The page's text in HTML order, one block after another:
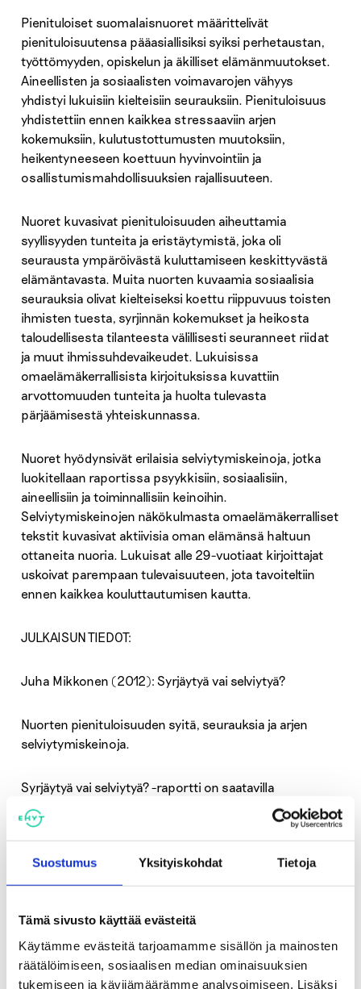
Suostumus Yksityiskohdat Tietoja
Tämä sivusto käyttää evästeitä
Käytämme evästeitä tarjoamamme sisällön ja mainosten
räätälöimiseen, sosiaalisen median ominaisuuksien
tukemiseen ja kävijämäärämme analysoimiseen. Lisäksi
Pienituloiset suomalaisnuoret määrittelivät
pienituloisuutensa pääasiallisiksi syiksi perhetaustan,
työttömyyden, opiskelun ja äkilliset elämänmuutokset.
Aineellisten ja sosiaalisten voimavarojen vähyys
yhdistyi lukuisiin kielteisiin seurauksiin. Pienituloisuus
yhdistettiin ennen kaikkea stressaaviin arjen
kokemuksiin, kulutustottumusten muutoksiin,
heikentyneeseen koettuun hyvinvointiin ja
osallistumismahdollisuuksien rajallisuuteen.
Nuoret kuvasivat pienituloisuuden aiheuttamia
syyllisyyden tunteita ja eristäytymistä, joka oli
seurausta ympäröivästä kuluttamiseen keskittyvästä
elämäntavasta. Muita nuorten kuvaamia sosiaalisia
seurauksia olivat kielteiseksi koettu riippuvuus toisten
ihmisten tuesta, syrjinnän kokemukset ja heikosta
taloudellisesta tilanteesta välillisesti seuranneet riidat
ja muut ihmissuhdevaikeudet. Lukuisissa
omaelämäkerrallisista kirjoituksissa kuvattiin
arvottomuuden tunteita ja huolta tulevasta
pärjäämisestä yhteiskunnassa.
Nuoret hyödynsivät erilaisia selviytymiskeinoja, jotka
luokitellaan raportissa psyykkisiin, sosiaalisiin,
aineellisiin ja toiminnallisiin keinoihin.
Selviytymiskeinojen näkökulmasta omaelämäkerralliset
tekstit kuvasivat aktiivisia oman elämänsä haltuun
ottaneita nuoria. Lukuisat alle 29-vuotiaat kirjoittajat
uskoivat parempaan tulevaisuuteen, jota tavoiteltiin
ennen kaikkea kouluttautumisen kautta.
JULKAISUN TIEDOT:
Juha Mikkonen (2012): Syrjäytyä vai selviytyä?
Nuorten pienituloisuuden syitä, seurauksia ja arjen
selviytymiskeinoja.
Syrjäytyä vai selviytyä? -raportti on saatavilla
sähköisenä verkko-osoitteesta:
http://www.koyhyyskirjoitukset.org/syrjaytya_vai_se
lviytya.pdf
Julkaisun painolaatuinen kansikuva:
http://www.koyhyyskirjoitukset.org/syrjaytya_vai_se
lviytya.jpg